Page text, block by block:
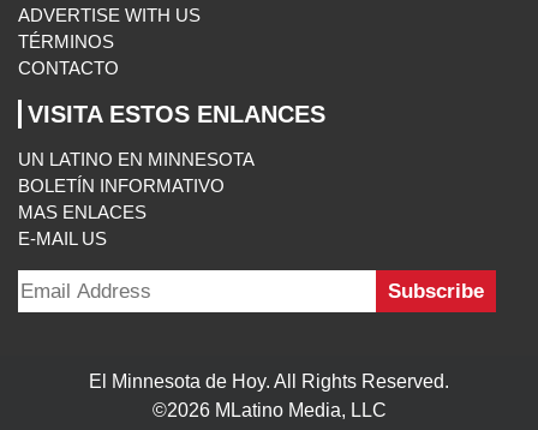
ADVERTISE WITH US
TÉRMINOS
CONTACTO
VISITA ESTOS ENLANCES
UN LATINO EN MINNESOTA
BOLETÍN INFORMATIVO
MAS ENLACES
E-MAIL US
El Minnesota de Hoy. All Rights Reserved.
©2026 MLatino Media, LLC